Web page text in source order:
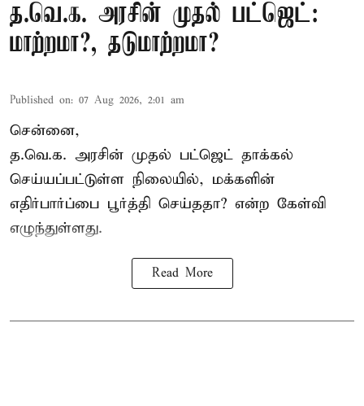
த.வெ.க. அரசின் முதல் பட்ஜெட்:
மாற்றமா?, தடுமாற்றமா?
Published on: 07 Aug 2026, 2:01 am
சென்னை,
த.வெ.க. அரசின் முதல் பட்ஜெட் தாக்கல்
செய்யப்பட்டுள்ள நிலையில், மக்களின்
எதிர்பார்ப்பை பூர்த்தி செய்ததா? என்ற கேள்வி
எழுந்துள்ளது.
Read More